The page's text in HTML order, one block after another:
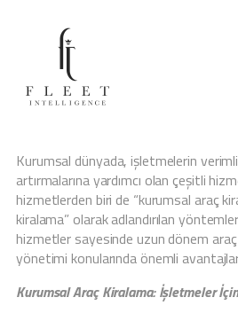
Kurumsal dünyada, işletmelerin
artırmalarına yardımcı olan çeşitli
hizmetlerden biri de “kurumsal araç
kiralama” olarak adlandırılan
hizmetler sayesinde uzun dönem
yönetimi konularında önemli
Kurumsal Araç Kiralama: İşletmeler